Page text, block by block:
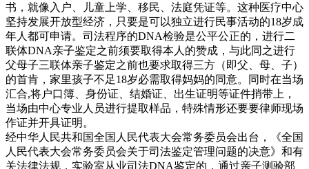
书，就像入户、儿童上学、移民、法庭凭证等。这种医疗中心
坚持发展开放型经济，只要是可以独立进行民事活动的18岁成
年人都可申请。司法程序的DNA检验是公平公正的，进行二
联体DNA亲子鉴定之前须要取得本人的赞成，与此同之进行
父母子三联体亲子鉴定之前也要求取得三方（即父、母、子）
的首肯，家里孩子不足18岁必需取得妈妈的同意。同时在当场
汇合,将户口簿、身份证、结婚证、出生证明等证件捎带上，
当场由中心专业人员进行提取样品，特殊情形还要要律师现场
作证并开具证明。
经中华人民共和国全国人民代表大会常务委员会出台，《全国
人民代表大会常务委员会关于司法鉴定管理问题的决意》和有
关法律法规，实验室从业司法DNA鉴定的，通过亲子测验部